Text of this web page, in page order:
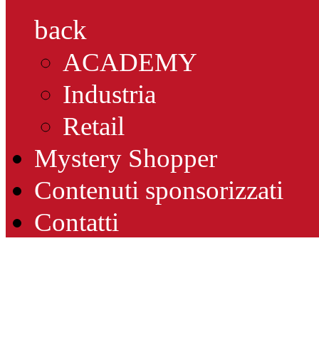
back
ACADEMY
Industria
Retail
Mystery Shopper
Contenuti sponsorizzati
Contatti